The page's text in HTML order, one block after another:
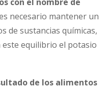
con el nombre de
necesario mantener un
de sustancias químicas,
equilibrio el potasio
de los alimentos